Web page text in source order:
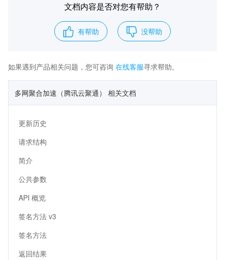
文档内容是否对您有帮助？
有帮助 没帮助
如果遇到产品相关问题，您可咨询 在线客服寻求帮助。
多网聚合加速（腾讯云聚通） 相关文档
更新历史
请求结构
简介
公共参数
API 概览
签名方法 v3
签名方法
返回结果